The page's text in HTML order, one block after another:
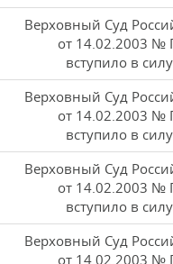
Верховный Суд
от 14.02.2003 №
вступило в
Верховный Суд
от 14.02.2003 №
вступило в
Верховный Суд
от 14.02.2003 №
вступило в
Верховный Суд
от 14.02.2003 №